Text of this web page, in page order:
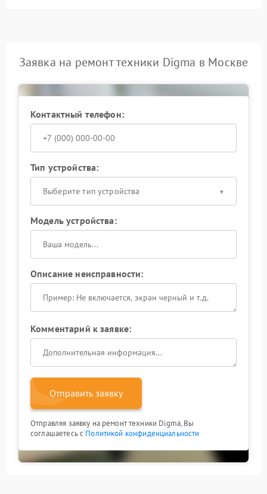
Заявка на ремонт техники Digma в Москве
Контактный телефон:
Тип устройства:
Выберите тип устройства
Модель устройства:
Описание неисправности:
Комментарий к заявке:
Отправить заявку
Отправляя заявку на ремонт техники Digma, Вы
соглашаетесь с Политикой конфиденциальности